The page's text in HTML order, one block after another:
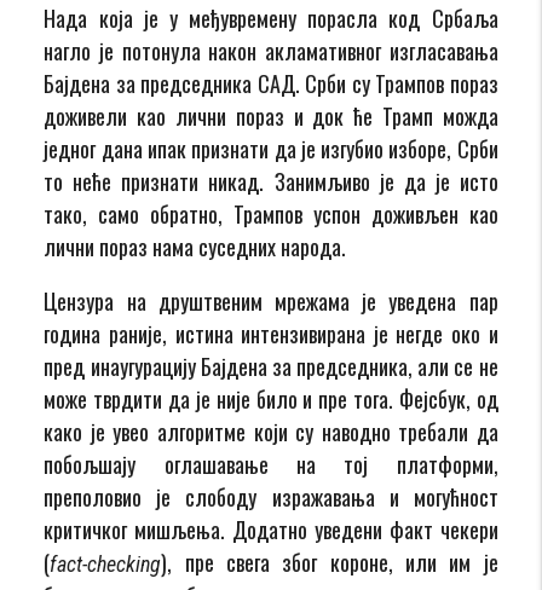
Нада која је у међувремену порасла код Србаља
нагло је потонула након акламативног изгласавања
Бајдена за председника САД. Срби су Трампов пораз
доживели као лични пораз и док ће Трамп можда
једног дана ипак признати да је изгубио изборе, Срби
то неће признати никад. Занимљиво је да је исто
тако, само обратно, Трампов успон доживљен као
лични пораз нама суседних народа.
Цензура на друштвеним мрежама је уведена пар
година раније, истина интензивирана је негде око и
пред инаугурацију Бајдена за председника, али се не
може тврдити да је није било и пре тога. Фејсбук, од
како је увео алгоритме који су наводно требали да
побољшају оглашавање на тој платформи,
преполовио је слободу изражавања и могућност
критичког мишљења. Додатно уведени факт чекери
(fact-checking), пре свега због короне, или им је